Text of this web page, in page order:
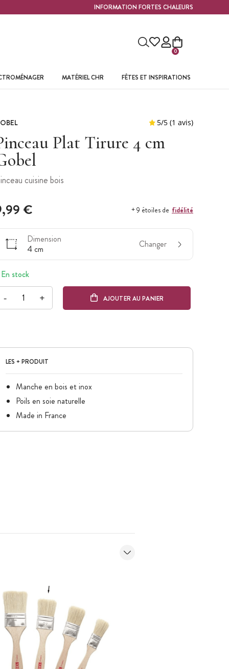
INFORMATION FORTES CHALEURS
0
MATÉRIEL CHR FÊTES ET INSPIRATIONS
Plat Tirure 4 cm
cuisine bois
€ + 9 étoiles de fidélité
Dimension
4 cm
Changer
En stock
- + AJOUTER AU PANIER
LES + PRODUIT
Manche en bois et inox
Poils en soie naturelle
Made in France